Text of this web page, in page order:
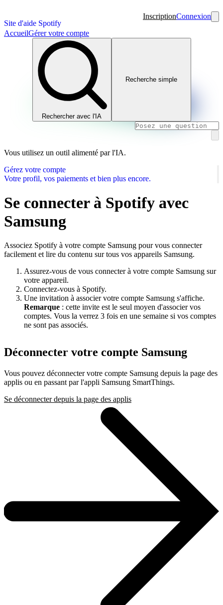
Site d'aide Spotify
InscriptionConnexion
AccueilGérer votre compte
Rechercher avec l'IA
Recherche simple
Vous utilisez un outil alimenté par l'IA.
Gérez votre compte
Votre profil, vos paiements et bien plus encore.
Se connecter à Spotify avec
Samsung
Associez Spotify à votre compte Samsung pour vous connecter
facilement et lire du contenu sur tous vos appareils Samsung.
Assurez-vous de vous connecter à votre compte Samsung sur
votre appareil.
Connectez-vous à Spotify.
Une invitation à associer votre compte Samsung s'affiche.
Remarque : cette invite est le seul moyen d'associer vos
comptes. Vous la verrez 3 fois en une semaine si vos comptes
ne sont pas associés.
Déconnecter votre compte Samsung
Vous pouvez déconnecter votre compte Samsung depuis la page des
applis ou en passant par l'appli Samsung SmartThings.
Se déconnecter depuis la page des applis